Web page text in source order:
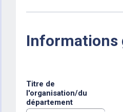
Modèles de